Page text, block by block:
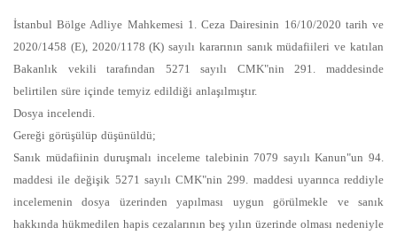
İstanbul Bölge Adliye Mahkemesi 1. Ceza Dairesinin 16/10/2020 tarih ve
2020/1458 (E), 2020/1178 (K) sayılı kararının sanık müdafiileri ve katılan
Bakanlık vekili tarafından 5271 sayılı CMK"nin 291. maddesinde
belirtilen süre içinde temyiz edildiği anlaşılmıştır.
Dosya incelendi.
Gereği görüşülüp düşünüldü;
Sanık müdafiinin duruşmalı inceleme talebinin 7079 sayılı Kanun"un 94.
maddesi ile değişik 5271 sayılı CMK"nin 299. maddesi uyarınca reddiyle
incelemenin dosya üzerinden yapılması uygun görülmekle ve sanık
hakkında hükmedilen hapis cezalarının beş yılın üzerinde olması nedeniyle